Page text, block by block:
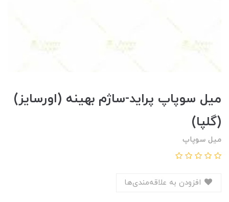
ميل سوپاپ پرايد-ساژم بهينه (اورسايز)
(گلپا)
میل سوپاپ